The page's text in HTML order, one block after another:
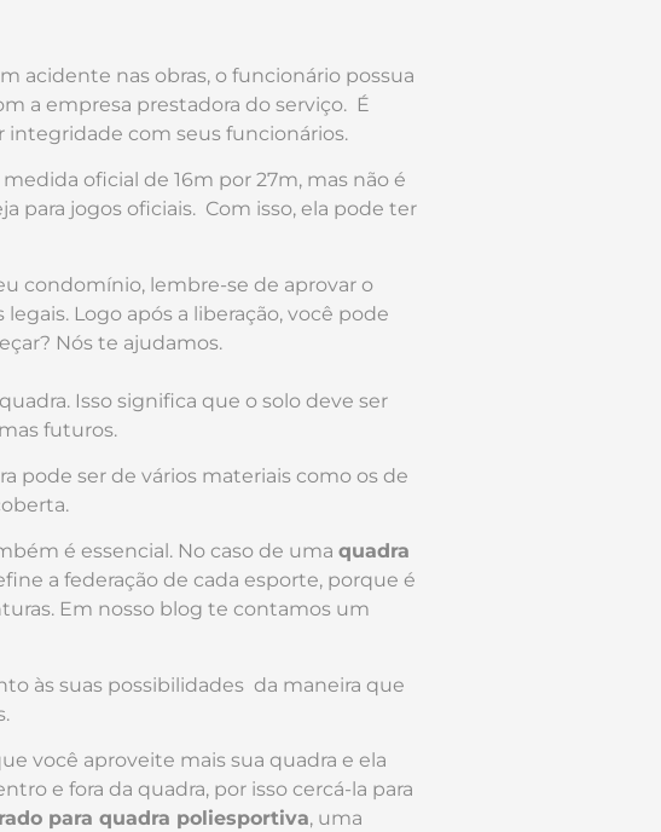
acidente nas obras, o funcionário possua
a empresa prestadora do serviço. É
com seus funcionários.
oficial de 16m por 27m, mas não é
para jogos oficiais. Com isso, ela pode ter
condomínio, lembre-se de aprovar o
Logo após a liberação, você pode
Nós te ajudamos.
Isso significa que o solo deve ser
futuros.
pode ser de vários materiais como os de
é essencial. No caso de uma quadra
a federação de cada esporte, porque é
Em nosso blog te contamos um
às suas possibilidades da maneira que
você aproveite mais sua quadra e ela
e fora da quadra, por isso cercá-la para
para quadra poliesportiva, uma